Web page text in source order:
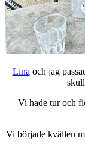
Lina och jag
Vi hade tur och
Vi började kvällen